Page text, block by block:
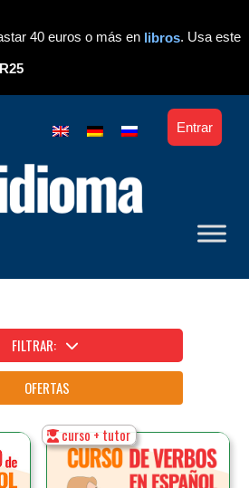
40 euros o más en libros. Usa este
Entrar
FILTRAR:
OFERTAS
curso + tutor
Este
producto
tiene